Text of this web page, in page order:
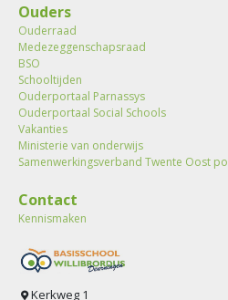
Ouders
Ouderraad
Medezeggenschapsraad
BSO
Schooltijden
Ouderportaal Parnassys
Ouderportaal Social Schools
Vakanties
Ministerie van onderwijs
Samenwerkingsverband Twente Oost po
Contact
Kennismaken
Kerkweg 1